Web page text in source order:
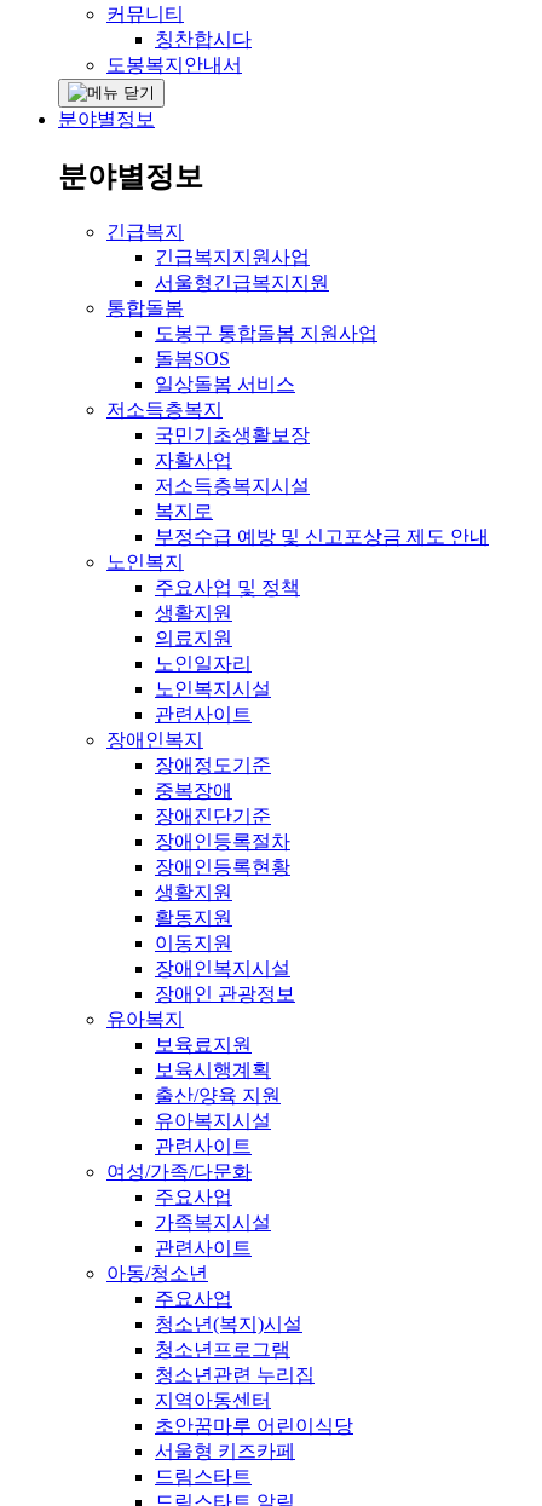
커뮤니티
칭찬합시다
도봉복지안내서
분야별정보
분야별정보
긴급복지
긴급복지지원사업
서울형긴급복지지원
통합돌봄
도봉구 통합돌봄 지원사업
돌봄SOS
일상돌봄 서비스
저소득층복지
국민기초생활보장
자활사업
저소득층복지시설
복지로
부정수급 예방 및 신고포상금 제도 안내
노인복지
주요사업 및 정책
생활지원
의료지원
노인일자리
노인복지시설
관련사이트
장애인복지
장애정도기준
중복장애
장애진단기준
장애인등록절차
장애인등록현황
생활지원
활동지원
이동지원
장애인복지시설
장애인 관광정보
유아복지
보육료지원
보육시행계획
출산/양육 지원
유아복지시설
관련사이트
여성/가족/다문화
주요사업
가족복지시설
관련사이트
아동/청소년
주요사업
청소년(복지)시설
청소년프로그램
청소년관련 누리집
지역아동센터
초안꿈마루 어린이식당
서울형 키즈카페
드림스타트
드림스타트 알림